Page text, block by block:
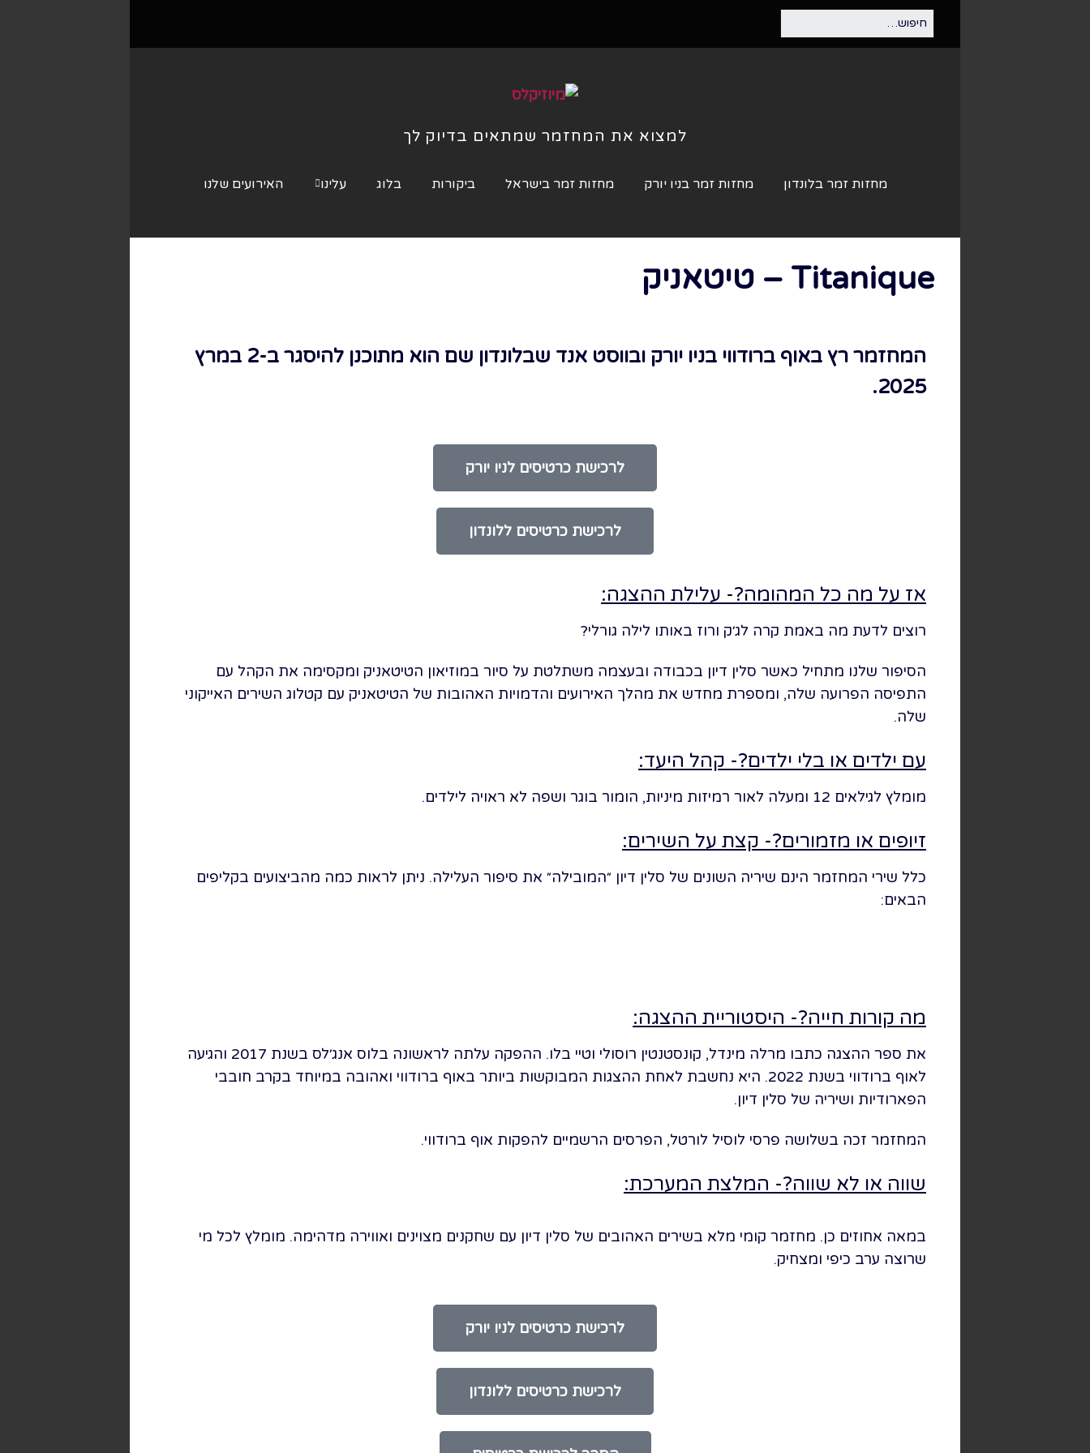
למצוא את המחזמר שמתאים בדיוק לך
מחזות זמר בלונדון מחזות זמר בניו יורק מחזות זמר בישראל ביקורות בלוג עלינו האירועים שלנו
Titanique – טיטאניק
המחזמר רץ באוף ברודווי בניו יורק ובווסט אנד שבלונדון שם הוא מתוכנן להיסגר ב-2 במרץ
2025.
לרכישת כרטיסים לניו יורק
לרכישת כרטיסים ללונדון
אז על מה כל המהומה?- עלילת ההצגה:
רוצים לדעת מה באמת קרה לג׳ק ורוז באותו לילה גורלי?
הסיפור שלנו מתחיל כאשר סלין דיון בכבודה ובעצמה משתלטת על סיור במוזיאון הטיטאניק ומקסימה את הקהל עם
התפיסה הפרועה שלה, ומספרת מחדש את מהלך האירועים והדמויות האהובות של הטיטאניק עם קטלוג השירים האייקוני
שלה.
עם ילדים או בלי ילדים?- קהל היעד:
מומלץ לגילאים 12 ומעלה לאור רמיזות מיניות, הומור בוגר ושפה לא ראויה לילדים.
זיופים או מזמורים?- קצת על השירים:
כלל שירי המחזמר הינם שיריה השונים של סלין דיון ״המובילה״ את סיפור העלילה. ניתן לראות כמה מהביצועים בקליפים
הבאים:
מה קורות חייה?- היסטוריית ההצגה:
את ספר ההצגה כתבו מרלה מינדל, קונסטנטין רוסולי וטיי בלו. ההפקה עלתה לראשונה בלוס אנג׳לס בשנת 2017 והגיעה
לאוף ברודווי בשנת 2022. היא נחשבת לאחת ההצגות המבוקשות ביותר באוף ברודווי ואהובה במיוחד בקרב חובבי
הפארודיות ושיריה של סלין דיון.
המחזמר זכה בשלושה פרסי לוסיל לורטל, הפרסים הרשמיים להפקות אוף ברודווי.
שווה או לא שווה?- המלצת המערכת:
במאה אחוזים כן. מחזמר קומי מלא בשירים האהובים של סלין דיון עם שחקנים מצוינים ואווירה מדהימה. מומלץ לכל מי
שרוצה ערב כיפי ומצחיק.
לרכישת כרטיסים לניו יורק
לרכישת כרטיסים ללונדון